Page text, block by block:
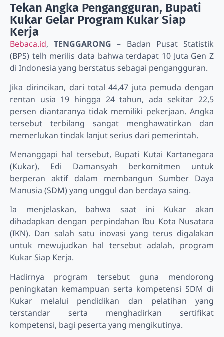
Tekan Angka Pengangguran, Bupati
Kukar Gelar Program Kukar Siap
Kerja
Bebaca.id,TENGGARONG– Badan Pusat Statistik
(BPS) telh merilis data bahwa terdapat 10 Juta Gen Z
di Indonesia yang berstatus sebagai pengangguran.
Jika dirincikan, dari total 44,47 juta pemuda dengan
rentan usia 19 hingga 24 tahun, ada sekitar 22,5
persen diantaranya tidak memiliki pekerjaan. Angka
tersebut terbilang sangat menghawatirkan dan
memerlukan tindak lanjut serius dari pemerintah.
Menanggapi hal tersebut, Bupati Kutai Kartanegara
(Kukar), Edi Damansyah berkomitmen untuk
berperan aktif dalam membangun Sumber Daya
Manusia (SDM) yang unggul dan berdaya saing.
Ia menjelaskan, bahwa saat ini Kukar akan
dihadapkan dengan perpindahan Ibu Kota Nusatara
(IKN). Dan salah satu inovasi yang terus digalakan
untuk mewujudkan hal tersebut adalah, program
Kukar Siap Kerja.
Hadirnya program tersebut guna mendorong
peningkatan kemampuan serta kompetensi SDM di
Kukar melalui pendidikan dan pelatihan yang
terstandar serta menghadirkan sertifikat
kompetensi, bagi peserta yang mengikutinya.